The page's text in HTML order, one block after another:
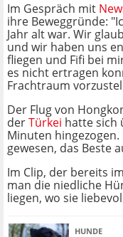
Im Gespräch mit
ihre Beweggründe:
Jahr alt war. Wir
und wir haben uns
fliegen und Fifi bei
es nicht ertragen
Frachtraum
Der Flug von
derTürkei hatte sich
Minuten
gewesen, das Beste
Im Clip, der bereits
man die niedliche
liegen, wo sie
HUNDE